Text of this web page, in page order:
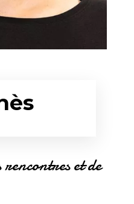
et de